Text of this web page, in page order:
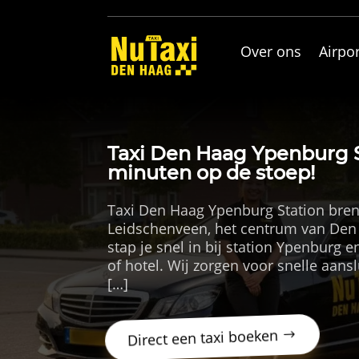
Over ons
Taxi Den Haag Ypenburg
minuten op de stoep!
Taxi Den Haag Ypenburg Station
Leidschenveen, het centrum van
stap je snel in bij station Ypenburg
of hotel. Wij zorgen voor snelle
[…]
Direct een taxi boeken